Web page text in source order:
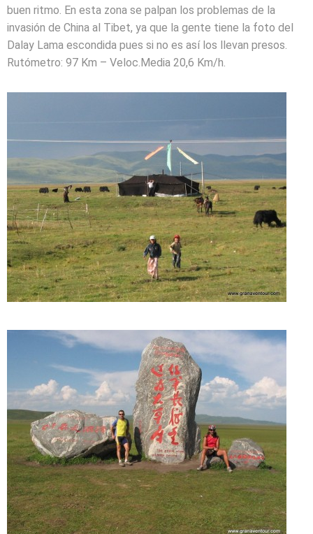
buen ritmo. En esta zona se palpan los problemas de la
invasión de China al Tibet, ya que la gente tiene la foto del
Dalay Lama escondida pues si no es así los llevan presos.
Rutómetro: 97 Km – Veloc.Media 20,6 Km/h.